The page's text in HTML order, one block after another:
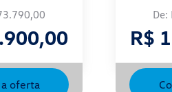
oferta
R$